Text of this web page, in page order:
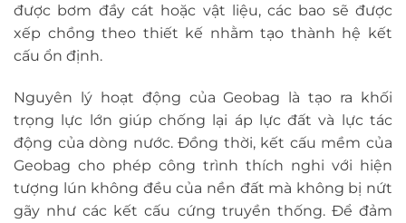
được bơm đầy cát hoặc vật liệu, các bao sẽ được
xếp chồng theo thiết kế nhằm tạo thành hệ kết
cấu ổn định.
Nguyên lý hoạt động của Geobag là tạo ra khối
trọng lực lớn giúp chống lại áp lực đất và lực tác
động của dòng nước. Đồng thời, kết cấu mềm của
Geobag cho phép công trình thích nghi với hiện
tượng lún không đều của nền đất mà không bị nứt
gãy như các kết cấu cứng truyền thống. Để đảm